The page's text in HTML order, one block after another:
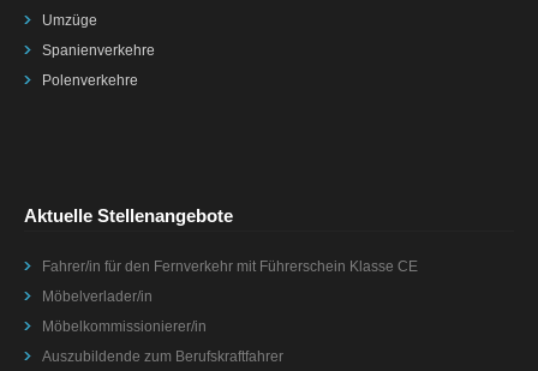
Umzüge
Spanienverkehre
Polenverkehre
Aktuelle Stellenangebote
Fahrer/in für den Fernverkehr mit Führerschein Klasse CE
Möbelverlader/in
Möbelkommissionierer/in
Auszubildende zum Berufskraftfahrer